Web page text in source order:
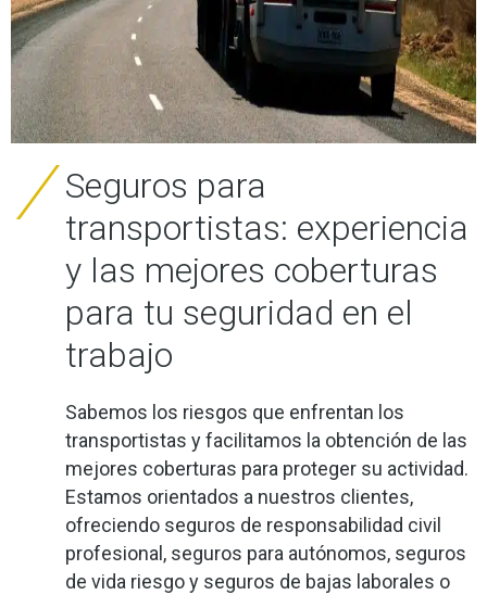
Seguros para
transportistas: experiencia
y las mejores coberturas
para tu seguridad en el
trabajo
Sabemos los riesgos que enfrentan los
transportistas y facilitamos la obtención de las
mejores coberturas para proteger su actividad.
Estamos orientados a nuestros clientes,
ofreciendo seguros de responsabilidad civil
profesional, seguros para autónomos, seguros
de vida riesgo y seguros de bajas laborales o